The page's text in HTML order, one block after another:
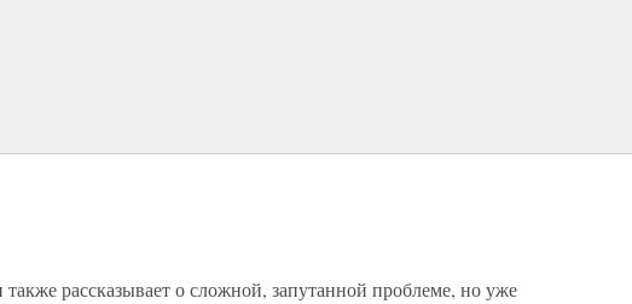
рассказывает о сложной, запутанной проблеме, но уже